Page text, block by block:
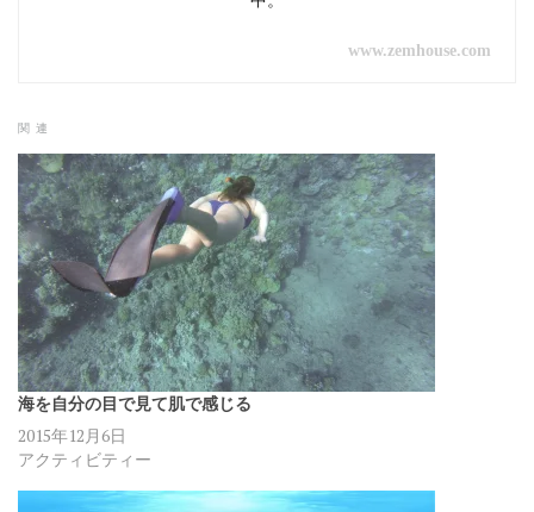
www.zemhouse.com
関連
海を自分の目で見て肌で感じる
2015年12月6日
アクティビティー